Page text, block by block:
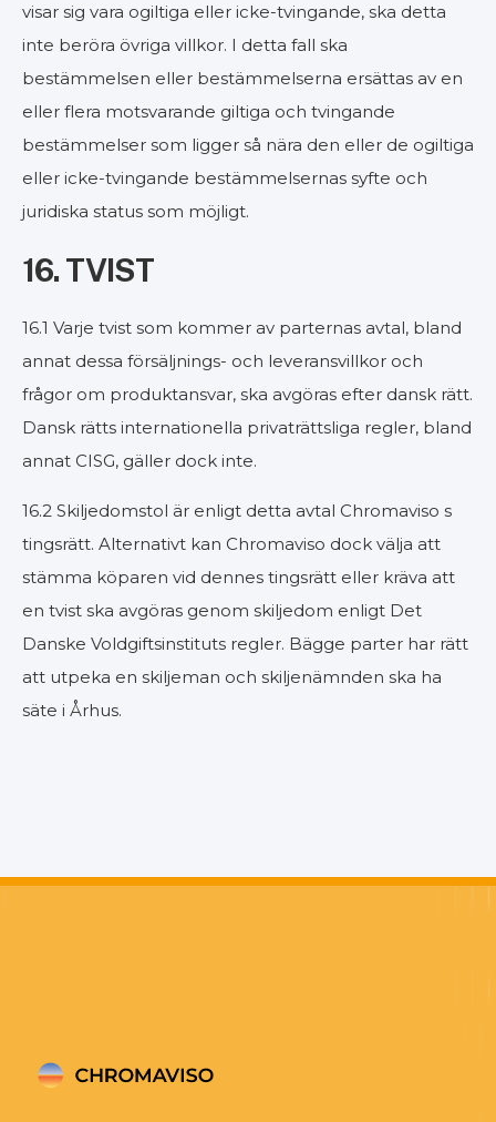
visar sig vara ogiltiga eller icke-tvingande, ska detta
inte beröra övriga villkor. I detta fall ska
bestämmelsen eller bestämmelserna ersättas av en
eller flera motsvarande giltiga och tvingande
bestämmelser som ligger så nära den eller de ogiltiga
eller icke-tvingande bestämmelsernas syfte och
juridiska status som möjligt.
16. TVIST
16.1 Varje tvist som kommer av parternas avtal, bland
annat dessa försäljnings- och leveransvillkor och
frågor om produktansvar, ska avgöras efter dansk rätt.
Dansk rätts internationella privaträttsliga regler, bland
annat CISG, gäller dock inte.
16.2 Skiljedomstol är enligt detta avtal Chromaviso s
tingsrätt. Alternativt kan Chromaviso dock välja att
stämma köparen vid dennes tingsrätt eller kräva att
en tvist ska avgöras genom skiljedom enligt Det
Danske Voldgiftsinstituts regler. Bägge parter har rätt
att utpeka en skiljeman och skiljenämnden ska ha
säte i Århus.